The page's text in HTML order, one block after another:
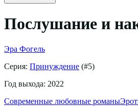
Послушание и
Эра Фогель
Серия: Принуждение (#5)
Год выхода: 2022
Современные любовные романы